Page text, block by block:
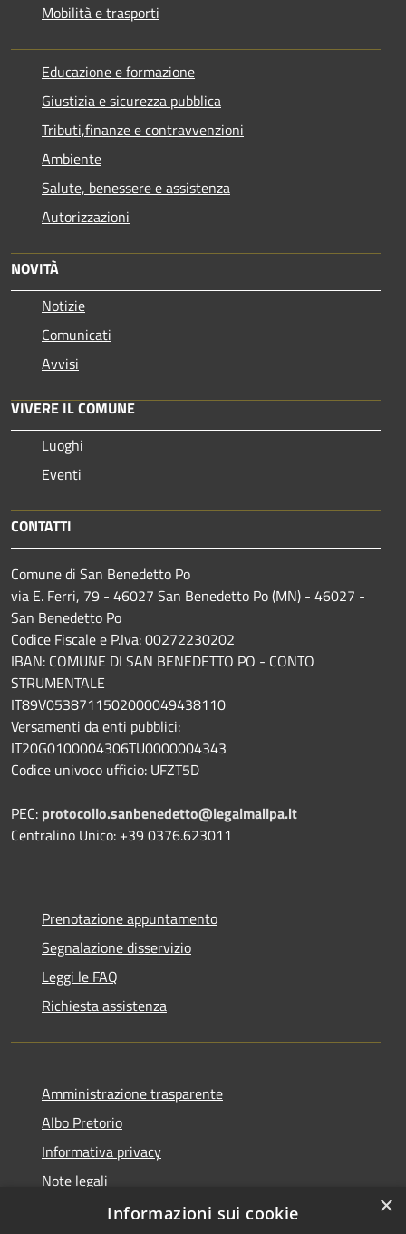
Mobilità e trasporti
Educazione e formazione
Giustizia e sicurezza pubblica
Tributi,finanze e contravvenzioni
Ambiente
Salute, benessere e assistenza
Autorizzazioni
NOVITÀ
Notizie
Comunicati
Avvisi
VIVERE IL COMUNE
Luoghi
Eventi
CONTATTI
Comune di San Benedetto Po
via E. Ferri, 79 - 46027 San Benedetto Po (MN) - 46027 -
San Benedetto Po
Codice Fiscale e P.Iva: 00272230202
IBAN: COMUNE DI SAN BENEDETTO PO - CONTO
STRUMENTALE
IT89V0538711502000049438110
Versamenti da enti pubblici:
IT20G0100004306TU0000004343
Codice univoco ufficio: UFZT5D
PEC: protocollo.sanbenedetto@legalmailpa.it
Centralino Unico: +39 0376.623011
Prenotazione appuntamento
Segnalazione disservizio
Leggi le FAQ
Richiesta assistenza
Amministrazione trasparente
Albo Pretorio
Informativa privacy
Note legali
Dichiarazione di accessibilità
×
Informazioni sui cookie